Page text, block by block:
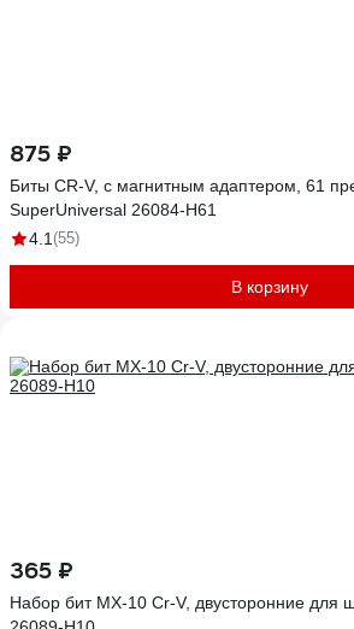
875 ₽
Биты CR-V, с магнитным адаптером, 61
SuperUniversal 26084-H61
4.1 (55)
В корзину
365 ₽
Набор бит МХ-10 Cr-V, двусторонние для